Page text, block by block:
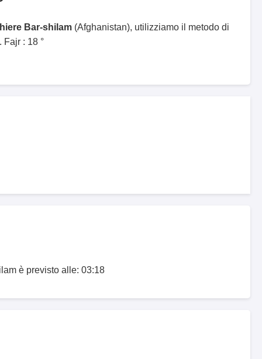
Bar-shilam (Afghanistan), utilizziamo il metodo di
: 18 °
è previsto alle: 03:18